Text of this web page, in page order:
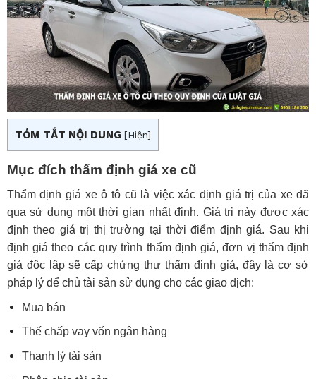
TÓM TẮT NỘI DUNG [Hiện]
Mục đích thẩm định giá xe cũ
Thẩm định giá xe ô tô cũ là việc xác định giá trị của xe đã
qua sử dụng một thời gian nhất định. Giá trị này được xác
định theo giá trị thị trường tại thời điểm định giá. Sau khi
định giá theo các quy trình thẩm định giá, đơn vị thẩm định
giá độc lập sẽ cấp chứng thư thẩm định giá, đây là cơ sở
pháp lý để chủ tài sản sử dụng cho các giao dịch:
Mua bán
Thế chấp vay vốn ngân hàng
Thanh lý tài sản